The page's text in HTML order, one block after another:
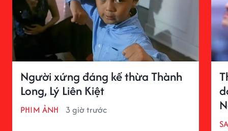
Người xứng đáng kế thừa Thành
Long, Lý Liên Kiệt
PHIM ẢNH 3 giờ trước